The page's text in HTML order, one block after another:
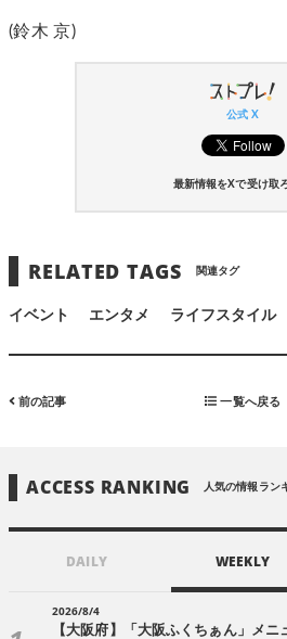
(鈴木 京)
公式 X
最新情報をXで受け取
RELATED TAGS 関連タグ
イベント エンタメ ライフスタイル
前の記事 一覧へ戻る
ACCESS RANKING 人気の情報ラン
DAILY WEEKLY
2026/8/4
【大阪府】「大阪ふくちぁん」メニ